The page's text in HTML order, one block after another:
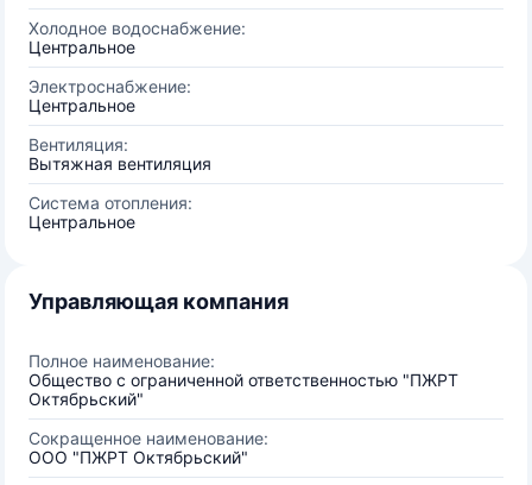
Холодное водоснабжение:
Центральное
Электроснабжение:
Центральное
Вентиляция:
Вытяжная вентиляция
Система отопления:
Центральное
Управляющая компания
Полное наименование:
Общество с ограниченной ответственностью "ПЖРТ
Октябрьский"
Сокращенное наименование:
ООО "ПЖРТ Октябрьский"